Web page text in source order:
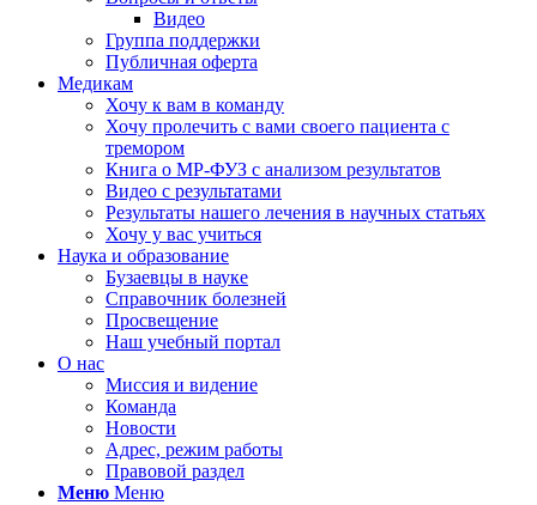
Видео
Группа поддержки
Публичная оферта
Медикам
Хочу к вам в команду
Хочу пролечить с вами своего пациента с
тремором
Книга о МР-ФУЗ с aнализом результатов
Видео с результатами
Результаты нашего лечения в научных статьях
Хочу у вас учиться
Наука и образование
Бузаевцы в науке
Справочник болезней
Просвещение
Наш учебный портал
О нас
Миссия и видение
Команда
Новости
Адрес, режим работы
Правовой раздел
Меню Меню